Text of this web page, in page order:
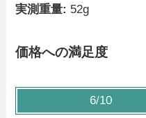
実測重量: 52g
価格への満足度
6/10